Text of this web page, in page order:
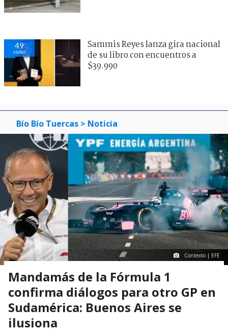
49
visitas
Sammis Reyes lanza gira nacional
de su libro con encuentros a
$39.990
Bío Bío Tuercas > Noticia
Contexto | EFE
Mandamás de la Fórmula 1
confirma diálogos para otro GP en
Sudamérica: Buenos Aires se
ilusiona